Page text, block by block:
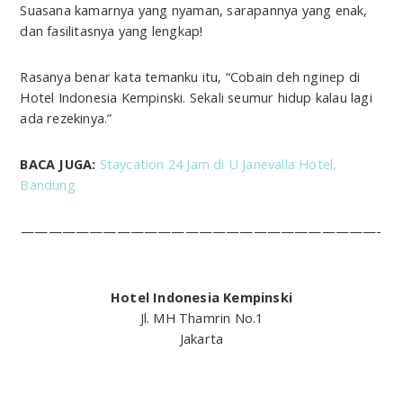
Suasana kamarnya yang nyaman, sarapannya yang enak,
dan fasilitasnya yang lengkap!
Rasanya benar kata temanku itu, “Cobain deh nginep di
Hotel Indonesia Kempinski. Sekali seumur hidup kalau lagi
ada rezekinya.”
BACA JUGA: Staycation 24 Jam di U Janevalla Hotel,
Bandung
——————————————————————————-
Hotel Indonesia Kempinski
Jl. MH Thamrin No.1
Jakarta